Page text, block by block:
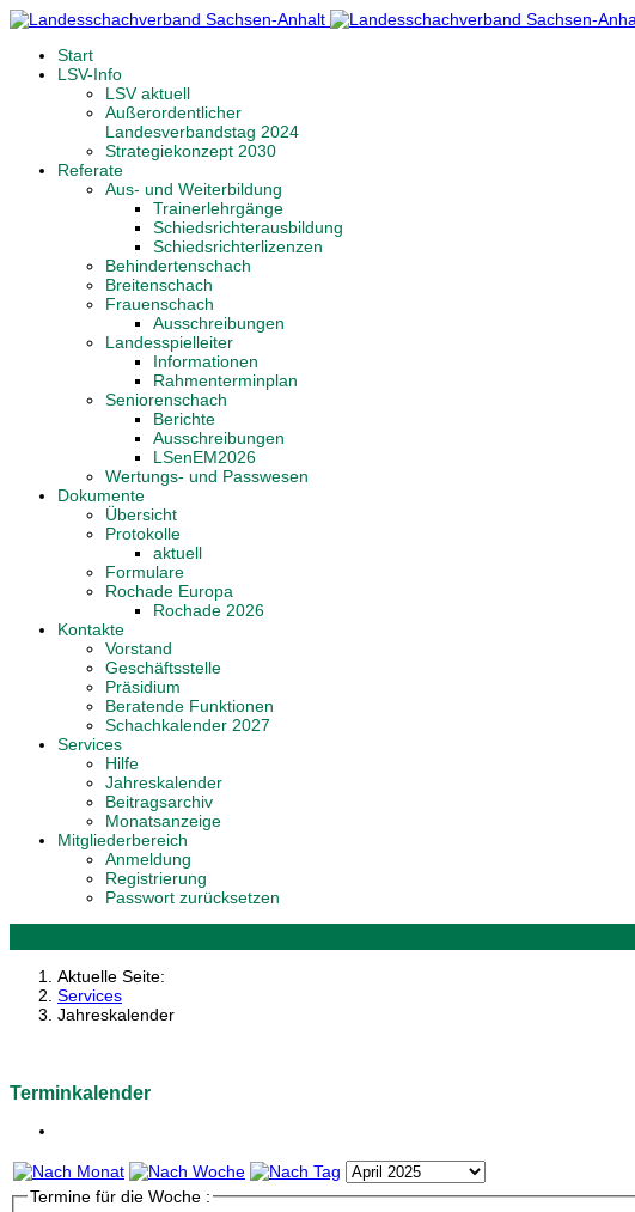
Start
LSV-Info
LSV aktuell
Außerordentlicher
Landesverbandstag 2024
Strategiekonzept 2030
Referate
Aus- und Weiterbildung
Trainerlehrgänge
Schiedsrichterausbildung
Schiedsrichterlizenzen
Behindertenschach
Breitenschach
Frauenschach
Ausschreibungen
Landesspielleiter
Informationen
Rahmenterminplan
Seniorenschach
Berichte
Ausschreibungen
LSenEM2026
Wertungs- und Passwesen
Dokumente
Übersicht
Protokolle
aktuell
Formulare
Rochade Europa
Rochade 2026
Kontakte
Vorstand
Geschäftsstelle
Präsidium
Beratende Funktionen
Schachkalender 2027
Services
Hilfe
Jahreskalender
Beitragsarchiv
Monatsanzeige
Mitgliederbereich
Anmeldung
Registrierung
Passwort zurücksetzen
Aktuelle Seite:
Services
Jahreskalender
Terminkalender
Termine für die Woche :